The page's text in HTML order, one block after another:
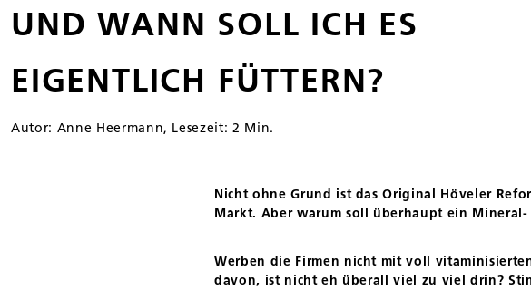
UND WANN SOLL ICH ES
EIGENTLICH FÜTTERN?
Autor: Anne Heermann, Lesezeit: 2 Min.
Nicht ohne Grund ist das Original Höveler
Markt. Aber warum soll überhaupt ein
Werben die Firmen nicht mit voll
davon, ist nicht eh überall viel zu viel drin?